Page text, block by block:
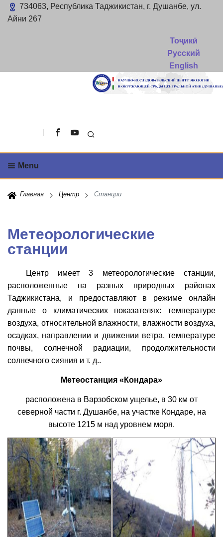
734063, Республика Таджикистан, г. Душанбе, ул.
Айни 267
Тоҷикӣ
Русский
English
Поиск
Menu
Главная Центр Станции
Метеорологические
станции
Центр имеет 3 метеорологические станции,
расположенные на разных природных районах
Таджикистана, и предоставляют в режиме онлайн
данные о климатических показателях: температуре
воздуха, относительной влажности, влажности воздуха,
осадках, направлении и движении ветра, температуре
почвы, солнечной радиации, продолжительности
солнечного сияния и т. д..
Метеостанция «Кондара»
расположена в Варзобском ущелье, в 30 км от
северной части г. Душанбе, на участке Кондаре, на
высоте 1215 м над уровнем моря.